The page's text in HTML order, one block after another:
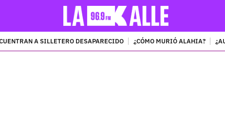
A SILLETERO DESAPARECIDO ¿CÓMO MURIÓ ALAHIA?